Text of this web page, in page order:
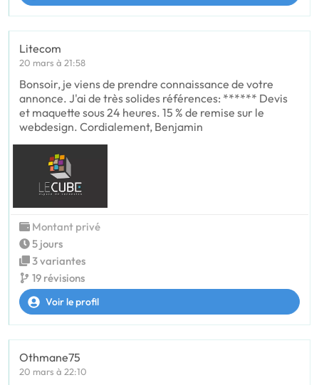
Litecom
20 mars à 21:58
Bonsoir, je viens de prendre connaissance de votre
annonce. J'ai de très solides références: ****** Devis
et maquette sous 24 heures. 15 % de remise sur le
webdesign. Cordialement, Benjamin
Montant privé
5 jours
3 variantes
19 révisions
Voir le profil
Othmane75
20 mars à 22:10